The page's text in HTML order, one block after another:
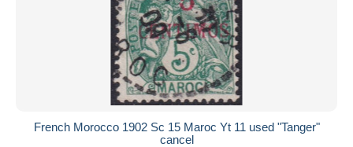
French Morocco 1902 Sc 15 Maroc Yt 11 used "Tanger"
cancel